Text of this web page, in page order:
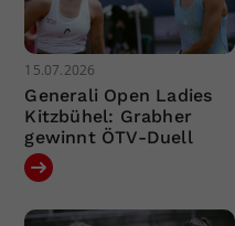
15.07.2026
Generali Open Ladies
Kitzbühel: Grabher
gewinnt ÖTV-Duell